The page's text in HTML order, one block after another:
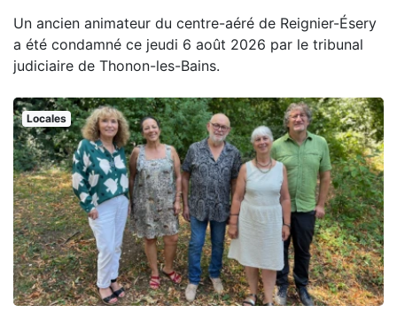
Un ancien animateur du centre-aéré de Reignier-Ésery
a été condamné ce jeudi 6 août 2026 par le tribunal
judiciaire de Thonon-les-Bains.
Locales